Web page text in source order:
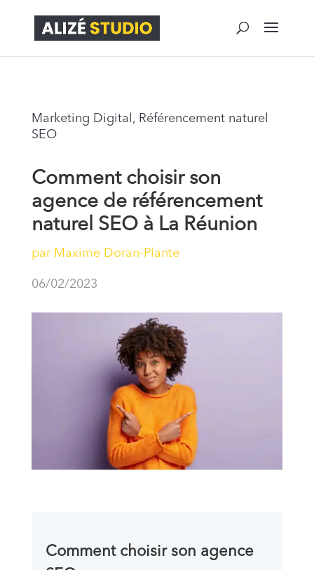
Marketing Digital , Référencement naturel
SEO
Comment choisir son
agence de référencement
naturel SEO à La Réunion
par Maxime Doran-Plante
06/02/2023
Comment choisir son agence